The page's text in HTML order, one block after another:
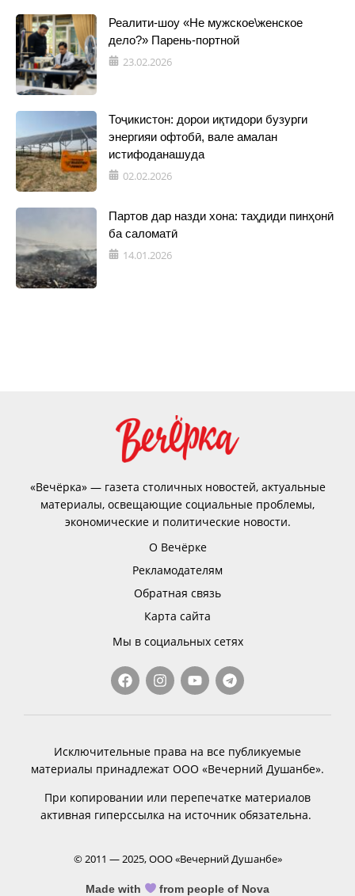
Реалити-шоу «Не мужское\женское
дело?» Парень-портной
23.02.2026
Тоҷикистон: дорои иқтидори бузурги
энергияи офтобӣ, вале амалан
истифоданашуда
02.02.2026
Партов дар назди хона: таҳдиди пинҳонӣ
ба саломатӣ
14.01.2026
«Вечёрка» — газета столичных новостей, актуальные
материалы, освещающие социальные проблемы,
экономические и политические новости.
О Вечёрке
Рекламодателям
Обратная связь
Карта сайта
Мы в социальных сетях
Исключительные права на все публикуемые
материалы принадлежат ООО «Вечерний Душанбе».
При копировании или перепечатке материалов
активная гиперссылка на источник обязательна.
© 2011 — 2025, ООО «Вечерний Душанбе»
Made with from people of Nova